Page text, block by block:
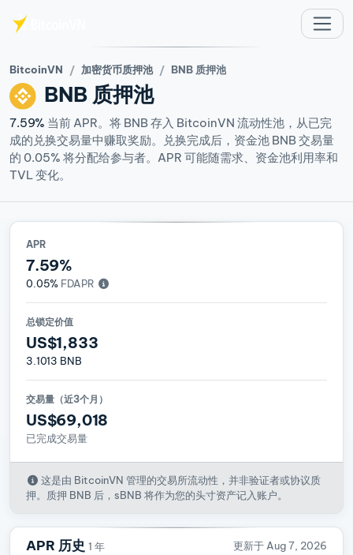
BitcoinVN 加密货币质押池 BNB 质押池
BNB 质押池
7.59% 当前 APR。将 BNB 存入 BitcoinVN 流动性池，从已完
成的兑换交易量中赚取奖励。兑换完成后，资金池 BNB 交易量
的 0.05% 将分配给参与者。APR 可能随需求、资金池利用率和
TVL 变化。
APR
7.59%
0.05% FDAPR
总锁定价值
US$1,833
3.1013 BNB
交易量（近3个月）
US$69,018
已完成交易量
这是由 BitcoinVN 管理的交易所流动性，并非验证者或协议质
押。质押 BNB 后，sBNB 将作为您的头寸资产记入账户。
APR 历史 1 年 更新于 Aug 7, 2026